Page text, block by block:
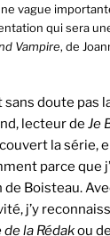
vague
qui sera
Vampire, de
sans doute pas
lecteur de Je
la série,
parce que
de Boisteau.
j’y
de la Rédakou de